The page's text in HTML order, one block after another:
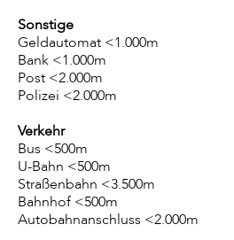
Sonstige
Geldautomat <1.000m
Bank <1.000m
Post <2.000m
Polizei <2.000m
Verkehr
Bus <500m
U-Bahn <500m
Straßenbahn <3.500m
Bahnhof <500m
Autobahnanschluss <2.000m